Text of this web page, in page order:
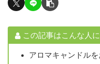
この記事はこんな人
アロマキャンドル